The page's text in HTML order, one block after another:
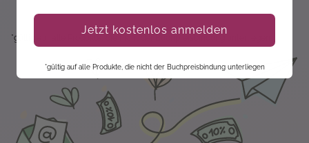
*gültig auf alle Produkte, die nicht der Buchpreisbindung unterliegen.
Jetzt kostenlos anmelden
*gültig auf alle Produkte, die nicht der Buchpreisbindung unterliegen